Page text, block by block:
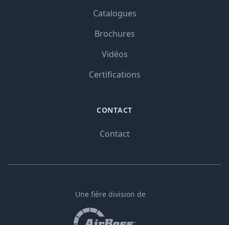
Catalogues
Brochures
Vidéos
Certifications
CONTACT
Contact
Une fière division de